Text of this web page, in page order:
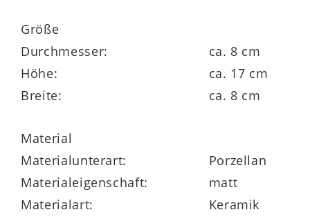
Größe
Durchmesser:
ca. 8 cm
Höhe:
ca. 17 cm
Breite:
ca. 8 cm
Material
Materialunterart:
Porzellan
Materialeigenschaft:
matt
Materialart:
Keramik